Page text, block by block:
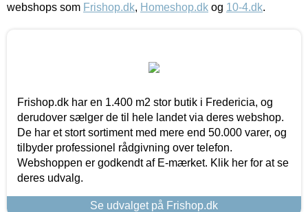
webshops som Frishop.dk, Homeshop.dk og 10-4.dk.
Frishop.dk har en 1.400 m2 stor butik i Fredericia, og
derudover sælger de til hele landet via deres webshop.
De har et stort sortiment med mere end 50.000 varer, og
tilbyder professionel rådgivning over telefon.
Webshoppen er godkendt af E-mærket. Klik her for at se
deres udvalg.
Se udvalget på Frishop.dk